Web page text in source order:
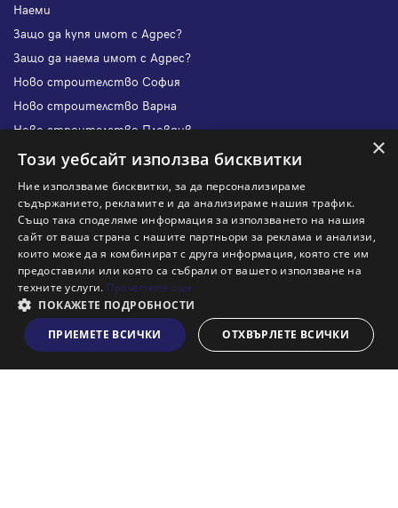
Виж на картата
Наеми
Защо да купя имот с Адрес?
Защо да наема имот с Адрес?
Ново строителство София
Ново строителство Варна
Ново строителство Пловдив
Ново строителство Бургас
Защо да отдам имот с Адрес?
Наши офиси
Кариери
Кои сме ние?
Франчайз
Блог
Искаш ли да получаваш актуална информация за пазара
на недвижими имоти?
×
Този уебсайт използва бисквитки
Ние използваме бисквитки, за да персонализираме
съдържанието, рекламите и да анализираме нашия трафик.
Също така споделяме информация за използването на нашия
сайт от ваша страна с нашите партньори за реклама и анализи,
които може да я комбинират с друга информация, която сте им
предоставили или която са събрали от вашето използване на
техните услуги. Прочетете още
ПОКАЖЕТЕ ПОДРОБНОСТИ
ПРИЕМЕТЕ ВСИЧКИ
ОТХВЪРЛЕТЕ ВСИЧКИ